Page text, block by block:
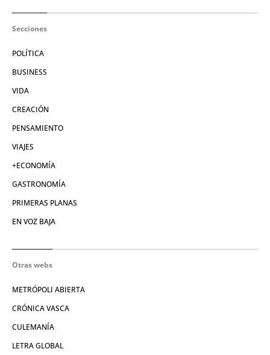
Secciones
POLÍTICA
BUSINESS
VIDA
CREACIÓN
PENSAMIENTO
VIAJES
+ECONOMÍA
GASTRONOMÍA
PRIMERAS PLANAS
EN VOZ BAJA
Otras webs
METRÓPOLI ABIERTA
CRÓNICA VASCA
CULEMANÍA
LETRA GLOBAL